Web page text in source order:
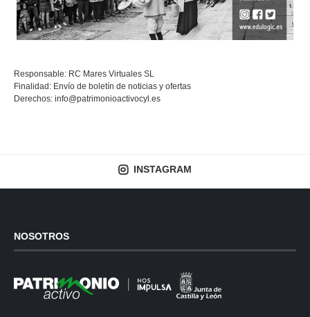
Responsable: RC Mares Virtuales SL
Finalidad: Envío de boletín de noticias y ofertas
Derechos: info@patrimonioactivocyl.es
INSTAGRAM
NOSOTROS